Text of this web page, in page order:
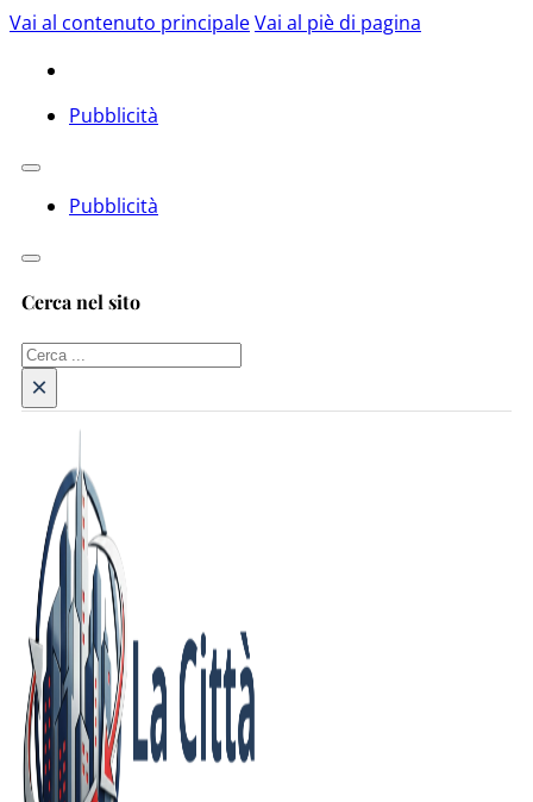
Vai al contenuto principaleVai al piè di pagina
Pubblicità
Pubblicità
Cerca nel sito
Cerca
×